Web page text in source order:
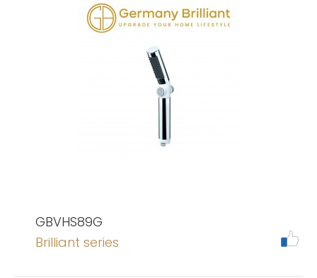
GBVHS89G
Brilliant series